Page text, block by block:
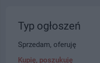
Typ ogłoszeń
Sprzedam, oferuję
Kupię, poszukuję